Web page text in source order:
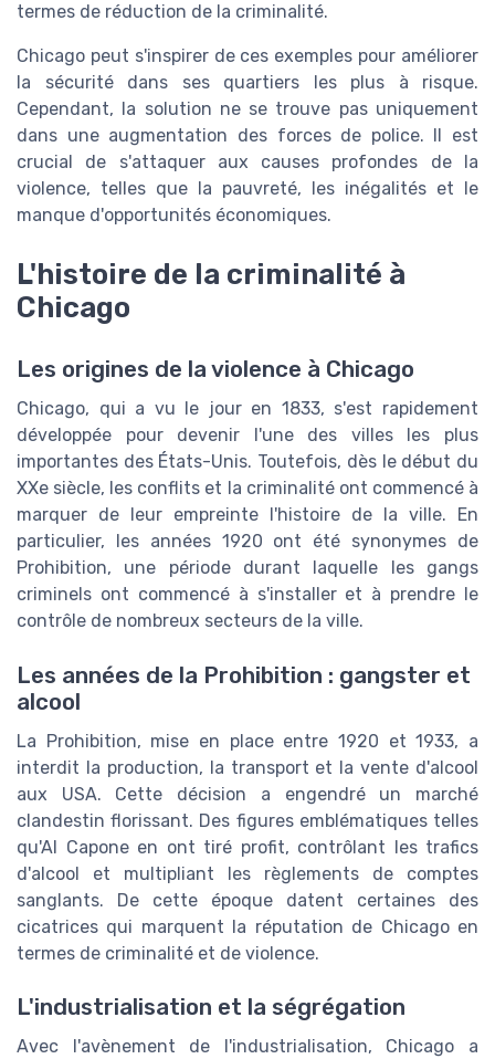
termes de réduction de la criminalité.
Chicago peut s'inspirer de ces exemples pour améliorer
la sécurité dans ses quartiers les plus à risque.
Cependant, la solution ne se trouve pas uniquement
dans une augmentation des forces de police. Il est
crucial de s'attaquer aux causes profondes de la
violence, telles que la pauvreté, les inégalités et le
manque d'opportunités économiques.
L'histoire de la criminalité à
Chicago
Les origines de la violence à Chicago
Chicago, qui a vu le jour en 1833, s'est rapidement
développée pour devenir l'une des villes les plus
importantes des États-Unis. Toutefois, dès le début du
XXe siècle, les conflits et la criminalité ont commencé à
marquer de leur empreinte l'histoire de la ville. En
particulier, les années 1920 ont été synonymes de
Prohibition, une période durant laquelle les gangs
criminels ont commencé à s'installer et à prendre le
contrôle de nombreux secteurs de la ville.
Les années de la Prohibition : gangster et
alcool
La Prohibition, mise en place entre 1920 et 1933, a
interdit la production, la transport et la vente d'alcool
aux USA. Cette décision a engendré un marché
clandestin florissant. Des figures emblématiques telles
qu'Al Capone en ont tiré profit, contrôlant les trafics
d'alcool et multipliant les règlements de comptes
sanglants. De cette époque datent certaines des
cicatrices qui marquent la réputation de Chicago en
termes de criminalité et de violence.
L'industrialisation et la ségrégation
Avec l'avènement de l'industrialisation, Chicago a